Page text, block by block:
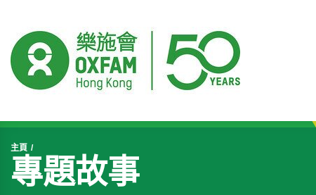
開始主要內容
主頁
專題故事